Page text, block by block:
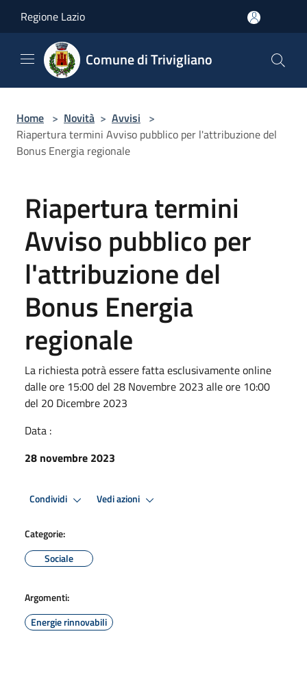
Regione Lazio
Comune di Trivigliano
Home > Novità > Avvisi >
Riapertura termini Avviso pubblico per l'attribuzione del
Bonus Energia regionale
Riapertura termini
Avviso pubblico per
l'attribuzione del
Bonus Energia
regionale
La richiesta potrà essere fatta esclusivamente online
dalle ore 15:00 del 28 Novembre 2023 alle ore 10:00
del 20 Dicembre 2023
Data :
28 novembre 2023
Condividi Vedi azioni
Categorie:
Sociale
Argomenti:
Energie rinnovabili